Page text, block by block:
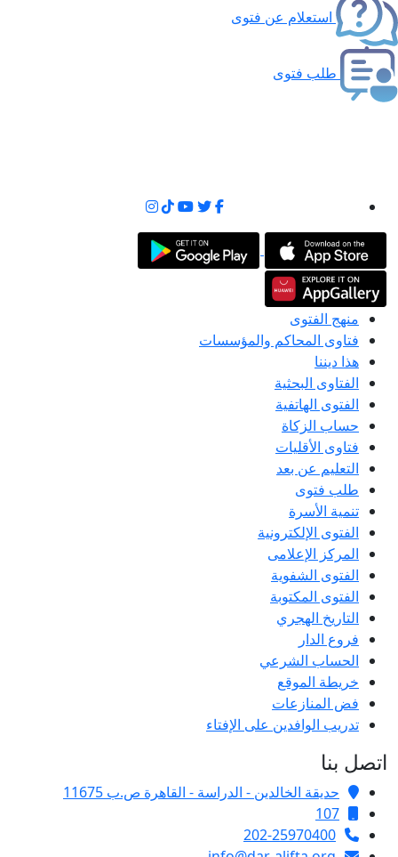
استعلام عن فتوى
طلب فتوى
منهج الفتوى
فتاوى المحاكم والمؤسسات
هذا ديننا
الفتاوى البحثية
الفتوى الهاتفية
حساب الزكاة
فتاوى الأقليات
التعليم عن بعد
طلب فتوى
تنمية الأسرة
الفتوى الإلكترونية
المركز الإعلامى
الفتوى الشفوية
الفتوى المكتوبة
التاريخ الهجري
فروع الدار
الحساب الشرعي
خريطة الموقع
فض المنازعات
تدريب الوافدين على الإفتاء
اتصل بنا
حديقة الخالدين - الدراسة - القاهرة ص.ب 11675
107
202-25970400